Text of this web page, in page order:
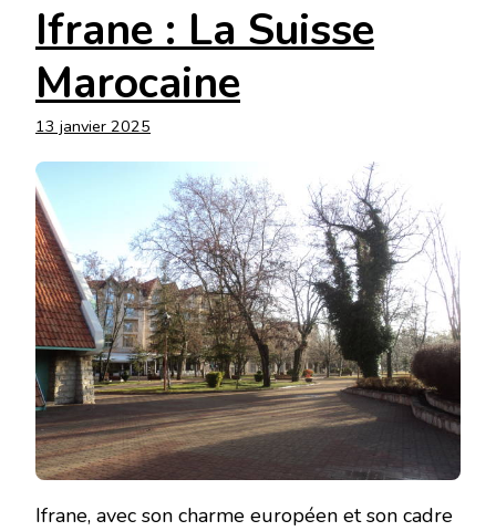
Ifrane : La Suisse
Marocaine
13 janvier 2025
Ifrane, avec son charme européen et son cadre